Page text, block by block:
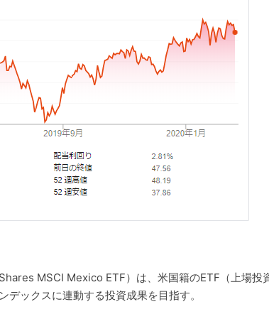
MSCI Mexico ETF）は、米国籍のETF（上場投
ックスに連動する投資成果を目指す。